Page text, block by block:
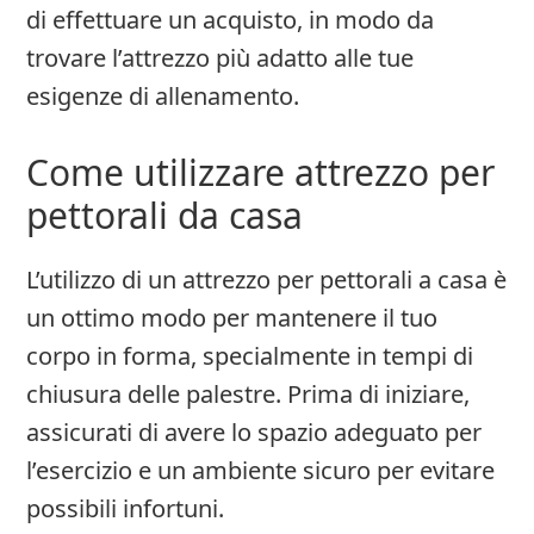
di effettuare un acquisto, in modo da
trovare l’attrezzo più adatto alle tue
esigenze di allenamento.
Come utilizzare attrezzo per
pettorali da casa
L’utilizzo di un attrezzo per pettorali a casa è
un ottimo modo per mantenere il tuo
corpo in forma, specialmente in tempi di
chiusura delle palestre. Prima di iniziare,
assicurati di avere lo spazio adeguato per
l’esercizio e un ambiente sicuro per evitare
possibili infortuni.